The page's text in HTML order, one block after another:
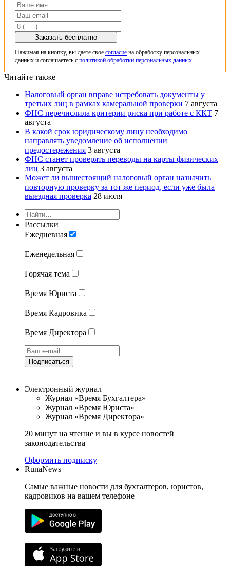
Заказать бесплатно
Нажимая на кнопку, вы даете свое согласие на обработку персональных
данных и соглашаетесь с политикой обработки персональных данных
Читайте также
Налоговый орган вправе истребовать документы у
третьих лиц в рамках камеральной проверки 7 августа
ФНС перечислила критерии риска при работе с ККТ 7
августа
В какой срок юридическому лицу необходимо
направлять уведомление об исполнении
предостережения 3 августа
ФНС станет проверять переводы на карты физических
лиц 3 августа
Может ли вышестоящий налоговый орган назначить
повторную проверку за тот же период, если уже была
выездная проверка 28 июля
Рассылки
Ежедневная
Еженедельная
Горячая тема
Время Юриста
Время Кадровика
Время Директора
Подписаться
Электронный журнал
Журнал «Время Бухгалтера»
Журнал «Время Юриста»
Журнал «Время Директора»
20 минут на чтение и вы в курсе новостей
законодательства
Оформить подписку
RunaNews
Самые важные новости для бухгалтеров, юристов,
кадровиков на вашем телефоне